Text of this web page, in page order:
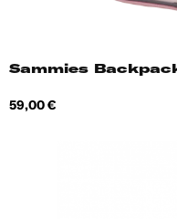
Sammies
Hind
59,00 €